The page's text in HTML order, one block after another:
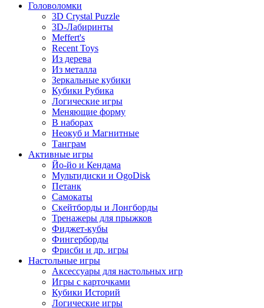
Головоломки
3D Crystal Puzzle
3D-Лабиринты
Meffert's
Recent Toys
Из дерева
Из металла
Зеркальные кубики
Кубики Рубика
Логические игры
Меняющие форму
В наборах
Неокуб и Магнитные
Танграм
Активные игры
Йо-йо и Кендама
Мультидиски и OgoDisk
Петанк
Самокаты
Скейтборды и Лонгборды
Тренажеры для прыжков
Фиджет-кубы
Фингерборды
Фрисби и др. игры
Настольные игры
Аксессуары для настольных игр
Игры с карточками
Кубики Историй
Логические игры